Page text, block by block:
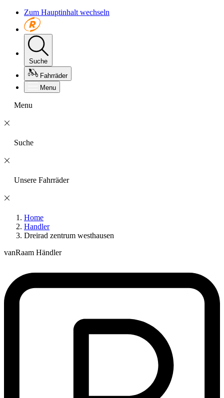
Zum Hauptinhalt wechseln
Suche
Fahrräder
Menu
Menu
Suche
Unsere Fahrräder
Home
Handler
Dreirad zentrum westhausen
vanRaam Händler